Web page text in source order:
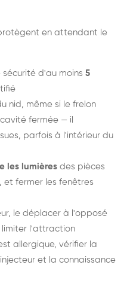
en attendant le
d'au moins 5
nid, même si le frelon
fermée — il
parfois à l'intérieur du
les lumières des pièces
et fermer les fenêtres
le déplacer à l'opposé
l'attraction
allergique, vérifier la
et la connaissance